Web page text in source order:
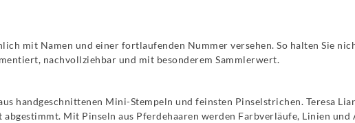
mit Namen und einer fortlaufenden Nummer versehen. So halten Sie
nachvollziehbar und mit besonderem Sammlerwert.
handgeschnittenen Mini-Stempeln und feinsten Pinselstrichen. Teresa
Mit Pinseln aus Pferdehaaren werden Farbverläufe, Linien und